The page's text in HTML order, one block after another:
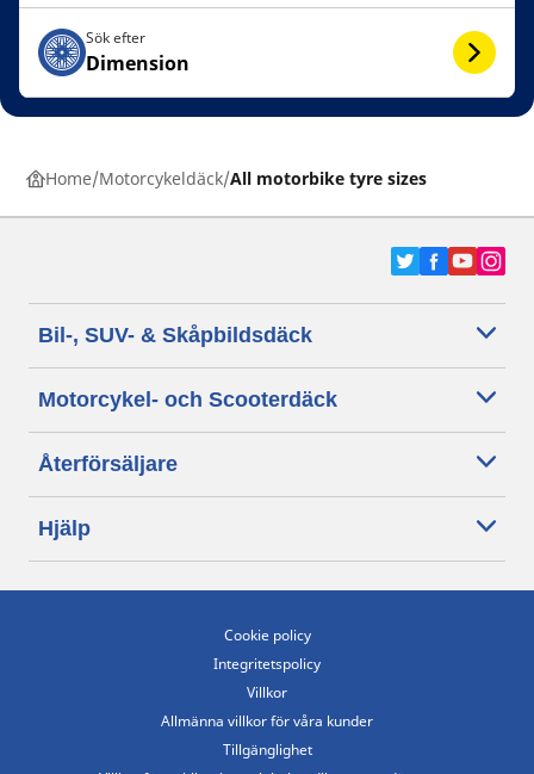
Sök efter
Dimension
Home Motorcykeldäck All motorbike tyre sizes
Bil-, SUV- & Skåpbildsdäck
Motorcykel- och Scooterdäck
Återförsäljare
Hjälp
Cookie policy
Integritetspolicy
Villkor
Allmänna villkor för våra kunder
Tillgänglighet